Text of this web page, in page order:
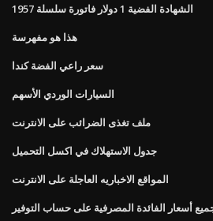
الشهادة الفضية 1 دولار فاتورة سلسلة 1957
هذا هو مفهرسة
سعر راعي الفضة كندا
السيارات الوردي الأسهم
ملف تغذى الضرائب على الانترنت
جدول الاستهلاك في اكسل التحميل
المواقع الاخباريه العاجلة على الانترنت
أسعار الفائدة المصرفية على حساب التوفير